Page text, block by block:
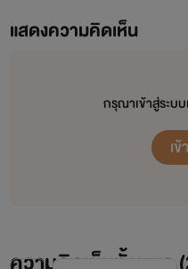
- BAD
- BAD NIGHT คืน
- BAD TRY ท
- BAD FORCE
- TRICK TO
แสดงความคิดเห็น
กรุณาเข้าสู่ระบ
เ